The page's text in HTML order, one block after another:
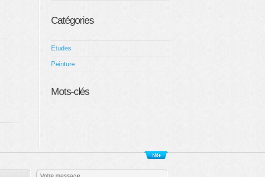
Catégories
Etudes
Peinture
Mots-clés